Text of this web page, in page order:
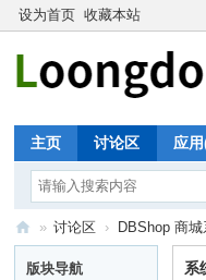
设为首页 收藏本站
主页 讨论区 应
珑
» 讨论区 › DBShop 商
版块导航 系